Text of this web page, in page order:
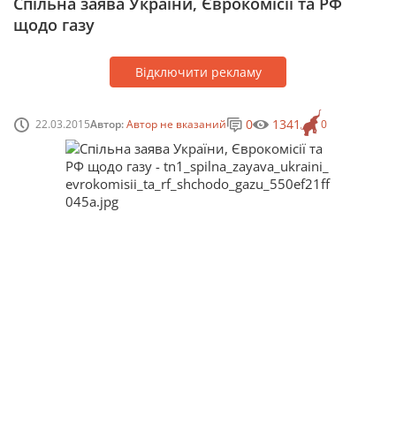
щодо газу
Відключити рекламу
22.03.2015Автор:Автор не вказаний 0
0 1341